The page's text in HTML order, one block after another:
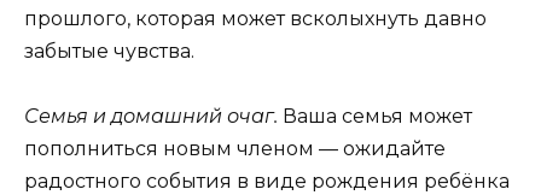
прошлого, которая может всколыхнуть давно
забытые чувства.
Семья и домашний очаг. Ваша семья может
пополниться новым членом — ожидайте
радостного события в виде рождения ребёнка